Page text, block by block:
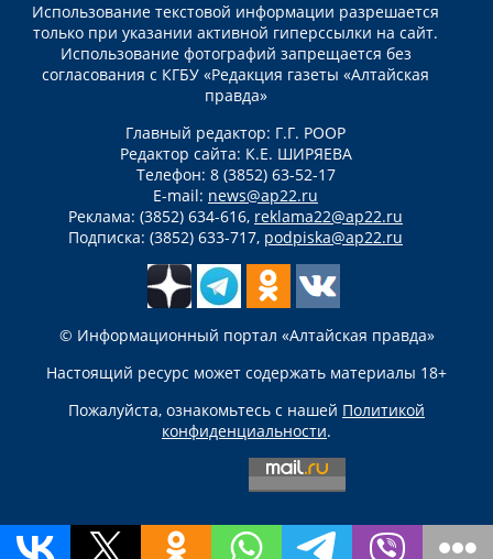
Использование текстовой информации разрешается
только при указании активной гиперссылки на сайт.
Использование фотографий запрещается без
согласования с КГБУ «Редакция газеты «Алтайская
правда»
Главный редактор: Г.Г. РООР
Редактор сайта: К.Е. ШИРЯЕВА
Телефон: 8 (3852) 63-52-17
E-mail: news@ap22.ru
Реклама: (3852) 634-616, reklama22@ap22.ru
Подписка: (3852) 633-717, podpiska@ap22.ru
© Информационный портал «Алтайская правда»
Настоящий ресурс может содержать материалы 18+
Пожалуйста, ознакомьтесь с нашей Политикой
конфиденциальности.